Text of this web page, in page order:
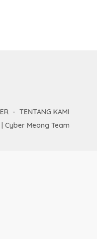
TENTANG KAMI
Cyber Meong Team